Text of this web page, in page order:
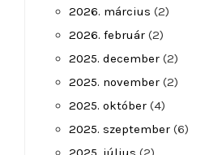
2026. március (2)
2026. február (2)
2025. december (2)
2025. november (2)
2025. október (4)
2025. szeptember (6)